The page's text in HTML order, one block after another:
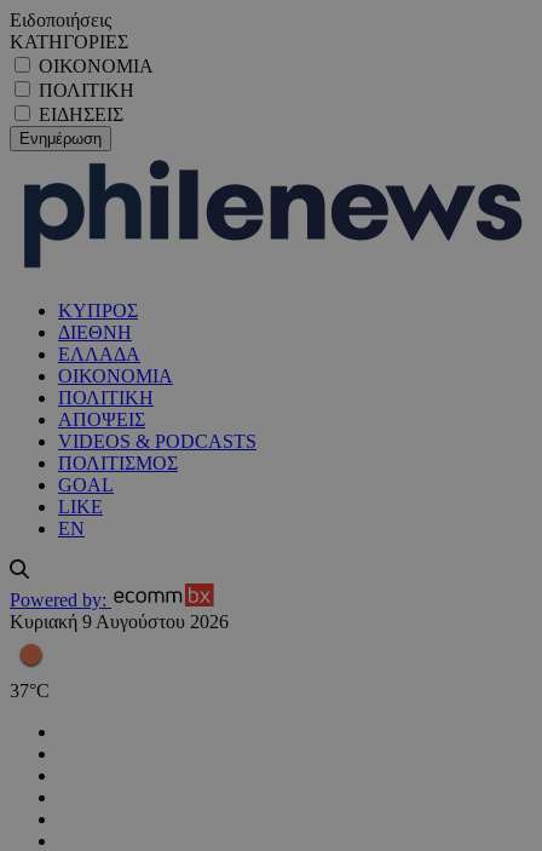
Ειδοποιήσεις
ΚΑΤΗΓΟΡΙΕΣ
ΟΙΚΟΝΟΜΙΑ
ΠΟΛΙΤΙΚΗ
ΕΙΔΗΣΕΙΣ
ΚΥΠΡΟΣ
ΔΙΕΘΝΗ
ΕΛΛΑΔΑ
ΟΙΚΟΝΟΜΙΑ
ΠΟΛΙΤΙΚΗ
ΑΠΟΨΕΙΣ
VIDEOS & PODCASTS
ΠΟΛΙΤΙΣΜΟΣ
GOAL
LIKE
EN
Powered by:
Κυριακή 9 Αυγούστου 2026
37°C